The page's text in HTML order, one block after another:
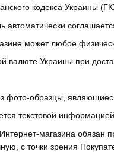
кодекса
автоматически
может любое
валюте Украины при
фото-образцы,
текстовой
магазина обязан
с точки зрения